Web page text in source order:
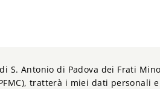
S. Antonio di Padova dei Frati
tratterà i miei dati personali